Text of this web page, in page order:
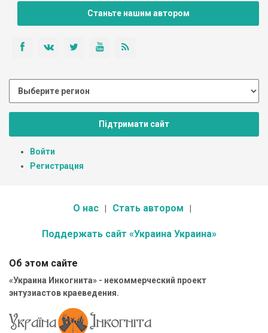
Станьте нашим автором
Підтримати сайт
Войти
Регистрация
О нас Стать автором
Поддержать сайт «Украина Украина»
Об этом сайте
«Украина Инкогнита» - некоммерческий проект
энтузиастов краеведения.